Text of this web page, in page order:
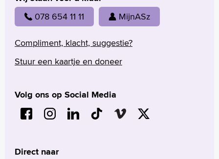
078 654 11 11 MijnASz
Compliment, klacht, suggestie?
Stuur een kaartje en doneer
Volg ons op Social Media
Direct naar